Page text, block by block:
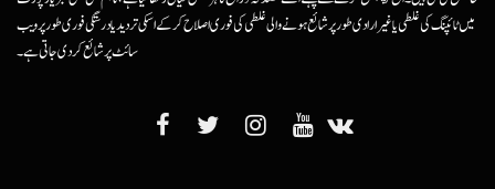
میں ٹائپنگ کی غلطی یا غیرارادی طور پر شائع ہونے والی غلطی کی فوری اصلاح کرکے اسکی تردید یا درستگی فوری طور پر ویب
سائٹ پر شائع کردی جاتی ہے۔